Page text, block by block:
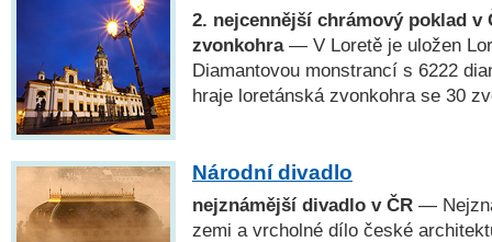
2. nejcennější chrámový poklad v
zvonkohra— V Loretě je uložen
Diamantovou monstrancí s 6222
hraje loretánská zvonkohra se 30
Národní divadlo
nejznámější divadlo v ČR —
zemi a vrcholné dílo české